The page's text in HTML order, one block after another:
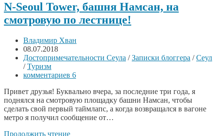
N-Seoul Tower, башня Намсан, на
смотровую по лестнице!
Владимир Хван
08.07.2018
Достопримечательности Сеула /Записки блоггера /Сеул
/Туризм
комментариев 6
Привет друзья! Буквально вчера, за последние три года, я
поднялся на смотровую площадку башни Намсан, чтобы
сделать свой первый таймлапс, а когда возвращался в вагоне
метро я получил сообщение от…
Продолжить чтение